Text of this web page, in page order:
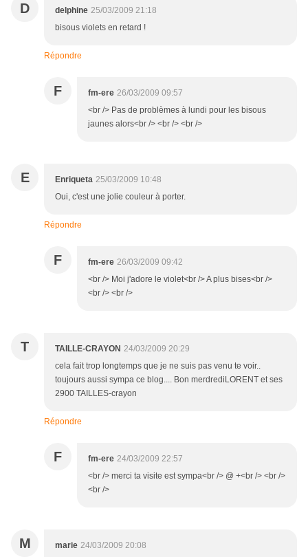
D delphine 25/03/2009 21:18
bisous violets en retard !
Répondre
F fm-ere 26/03/2009 09:57
<br /> Pas de problèmes à lundi pour les bisous
jaunes alors<br /> <br /> <br />
E Enriqueta 25/03/2009 10:48
Oui, c'est une jolie couleur à porter.
Répondre
F fm-ere 26/03/2009 09:42
<br /> Moi j'adore le violet<br /> A plus bises<br />
<br /> <br />
T TAILLE-CRAYON 24/03/2009 20:29
cela fait trop longtemps que je ne suis pas venu te voir..
toujours aussi sympa ce blog.... Bon merdrediLORENT et ses
2900 TAILLES-crayon
Répondre
F fm-ere 24/03/2009 22:57
<br /> merci ta visite est sympa<br /> @ +<br /> <br />
<br />
M marie 24/03/2009 20:08